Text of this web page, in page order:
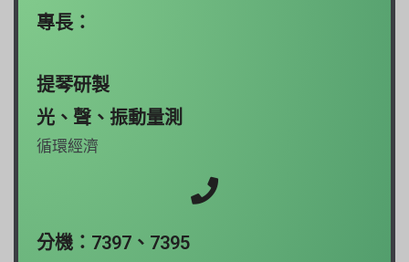
專長：
提琴研製
光、聲、振動量測
循環經濟
分機：7397、7395